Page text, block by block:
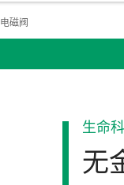
磁阀
生命
无